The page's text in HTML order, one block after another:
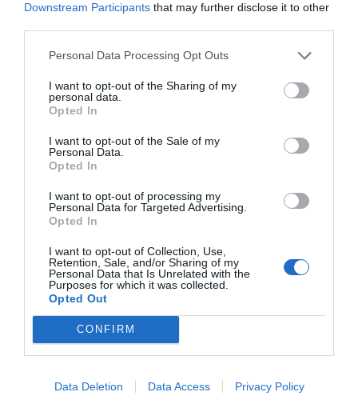
Downstream Participants that may further disclose it to other
Personal Data Processing Opt Outs
I want to opt-out of the Sharing of my
personal data.
Opted In
I want to opt-out of the Sale of my
Personal Data.
Opted In
I want to opt-out of processing my
Personal Data for Targeted Advertising.
Opted In
I want to opt-out of Collection, Use,
Retention, Sale, and/or Sharing of my
Personal Data that Is Unrelated with the
Purposes for which it was collected.
Opted Out
CONFIRM
Data Deletion Data Access Privacy Policy
Marcelo Gullo: “El trabajo de desmitificar la
historia, de poner la verdadera, de
desmontar la falsificación, es un trabajo
por Hispanidad
DIARIO DE LA CORRUPCIÓN SANCHISTA
Diario de la corrupción sanchista. Hazte
Oír se manifiesta delante de La Mareta:
por Redacción
Artículos anteriores
por Eulogio López